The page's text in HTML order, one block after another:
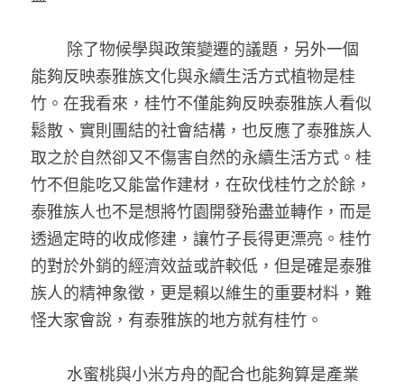
能夠反映泰雅族文化與永續生活方式植物是桂
竹。在我看來，桂竹不僅能夠反映泰雅族人看似
鬆散、實則團結的社會結構，也反應了泰雅族人
取之於自然卻又不傷害自然的永續生活方式。桂
竹不但能吃又能當作建材，在砍伐桂竹之於餘，
泰雅族人也不是想將竹園開發殆盡並轉作，而是
透過定時的收成修建，讓竹子長得更漂亮。桂竹
的對於外銷的經濟效益或許較低，但是確是泰雅
族人的精神象徵，更是賴以維生的重要材料，難
怪大家會說，有泰雅族的地方就有桂竹。